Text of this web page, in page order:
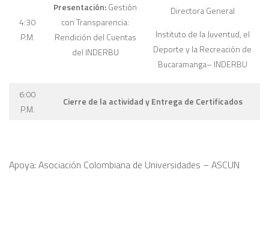
4:30
P.M.
Presentación:Gestión
con Transparencia:
Rendición del Cuentas
del INDERBU
Directora General
Instituto de la Juventud, el
Deporte y la Recreación de
Bucaramanga– INDERBU
6:00
P.M.
Cierre de la actividad y Entrega de Certificados
Apoya: Asociación Colombiana de Universidades – ASCUN